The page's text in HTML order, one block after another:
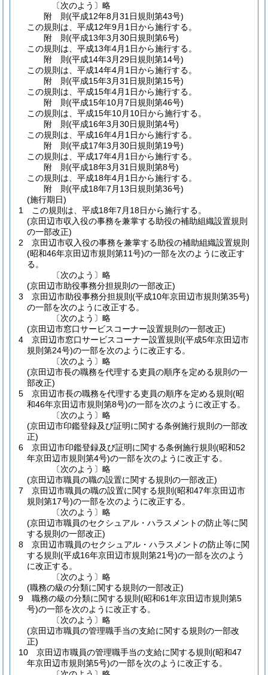
〔次のよう〕略
附 則(平成12年8月31日規則第43号)
この規則は、平成12年9月1日から施行する。
附 則(平成13年3月30日規則第6号)
この規則は、平成13年4月1日から施行する。
附 則(平成14年3月29日規則第14号)
この規則は、平成14年4月1日から施行する。
附 則(平成15年3月31日規則第15号)
この規則は、平成15年4月1日から施行する。
附 則(平成15年10月7日規則第46号)
この規則は、平成15年10月10日から施行する。
附 則(平成16年3月30日規則第4号)
この規則は、平成16年4月1日から施行する。
附 則(平成17年3月30日規則第19号)
この規則は、平成17年4月1日から施行する。
附 則(平成18年3月31日規則第8号)
この規則は、平成18年4月1日から施行する。
附 則(平成18年7月13日規則第36号)
(施行期日)
1
この規則は、平成18年7月18日から施行する。
(京田辺市収入役の事務を兼掌する助役の補助組織設置規則
の一部改正)
2
京田辺市収入役の事務を兼掌する助役の補助組織設置規則
(昭和46年京田辺市規則第11号)の一部を次のように改正す
る。
〔次のよう〕略
(京田辺市助役事務分担規則の一部改正)
3
京田辺市助役事務分担規則 (平成10年京田辺市規則第35号)
の一部を次のように改正する。
〔次のよう〕略
(京田辺市窓口サービスコーナー設置規則の一部改正)
4
京田辺市窓口サービスコーナー設置規則 (平成5年京田辺市
規則第24号)の一部を次のように改正する。
〔次のよう〕略
(京田辺市長の職務を代理する吏員の順序を定める規則の一
部改正)
5
京田辺市長の職務を代理する吏員の順序を定める規則 (昭
和46年京田辺市規則第8号)の一部を次のように改正する。
〔次のよう〕略
(京田辺市印鑑登録及び証明に関する条例施行規則の一部改
正)
6
京田辺市印鑑登録及び証明に関する条例施行規則 (昭和52
年京田辺市規則第4号)の一部を次のように改正する。
〔次のよう〕略
(京田辺市職員の職の設置に関する規則の一部改正)
7
京田辺市職員の職の設置に関する規則 (昭和47年京田辺市
規則第17号)の一部を次のように改正する。
〔次のよう〕略
(京田辺市職員のセクシュアル・ハラスメントの防止等に関
する規則の一部改正)
8
京田辺市職員のセクシュアル・ハラスメントの防止等に関
する規則 (平成16年京田辺市規則第21号)の一部を次のよう
に改正する。
〔次のよう〕略
(職務の級の分類に関する規則の一部改正)
9
職務の級の分類に関する規則 (昭和61年京田辺市規則第5
号)の一部を次のように改正する。
〔次のよう〕略
(京田辺市職員の管理職手当の支給に関する規則の一部改
正)
10
京田辺市職員の管理職手当の支給に関する規則 (昭和47
年京田辺市規則第5号)の一部を次のように改正する。